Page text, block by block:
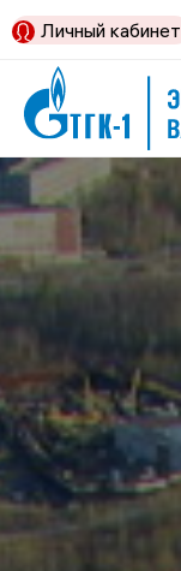
Личный кабинет